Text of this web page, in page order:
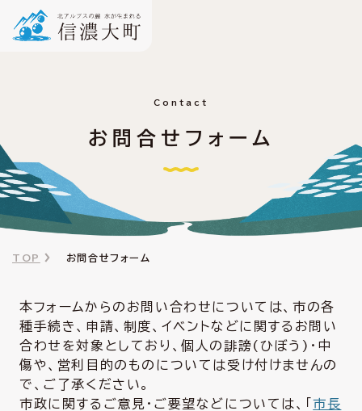
Contact
お問合せフォーム
TOP お問合せフォーム
本フォームからのお問い合わせについては、市の各
種手続き、申請、制度、イベントなどに関するお問い
合わせを対象としており、個人の誹謗(ひぼう)・中
傷や、営利目的のものについては受け付けませんの
で、ご了承ください。
市政に関するご意見・ご要望などについては、「市長